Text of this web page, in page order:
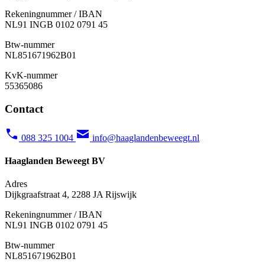
Rekeningnummer / IBAN
NL91 INGB 0102 0791 45
Btw-nummer
NL851671962B01
KvK-nummer
55365086
Contact
088 325 1004 info@haaglandenbeweegt.nl
Haaglanden Beweegt BV
Adres
Dijkgraafstraat 4, 2288 JA Rijswijk
Rekeningnummer / IBAN
NL91 INGB 0102 0791 45
Btw-nummer
NL851671962B01